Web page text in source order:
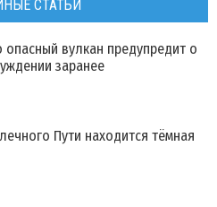
СТАТЬИ
опасный вулкан предупредит о
заранее
Пути находится тёмная